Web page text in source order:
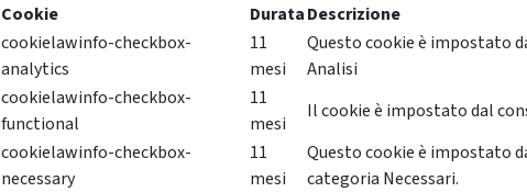
Cookie
DurataDescrizione
cookielawinfo-checkbox-
analytics
11
mesi
Questo cookie è impostato
Analisi
cookielawinfo-checkbox-
functional
11
mesi
Il cookie è impostato dal
cookielawinfo-checkbox-
necessary
11
mesi
Questo cookie è impostato
categoria Necessari.